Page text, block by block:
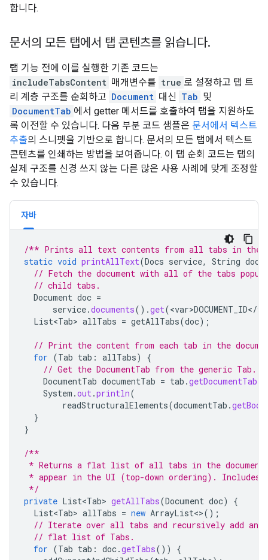
합니다.
문서의 모든 탭에서 탭 콘텐츠를 읽습니다.
탭 기능 전에 이를 실행한 기존 코드는
includeTabsContent 매개변수를 true 로 설정하고 탭 트
리 계층 구조를 순회하고 Document 대신 Tab 및
DocumentTab 에서 getter 메서드를 호출하여 탭을 지원하도
록 이전할 수 있습니다. 다음 부분 코드 샘플은 문서에서 텍스트
추출의 스니펫을 기반으로 합니다. 문서의 모든 탭에서 텍스트
콘텐츠를 인쇄하는 방법을 보여줍니다. 이 탭 순회 코드는 탭의
실제 구조를 신경 쓰지 않는 다른 많은 사용 사례에 맞게 조정할
수 있습니다.
자바
/** Prints all text contents from all tabs in the
static void printAllText(Docs service, String
// Fetch the document with all of the tabs
// child tabs.
Document doc =
service.documents().get(<var>DOCUMENT_ID</
List<Tab> allTabs = getAllTabs(doc);
// Print the content from each tab in the
for (Tab tab : allTabs)
{
// Get the DocumentTab from the generic Tab.
DocumentTab documentTab = tab .getDocumentTab
System .out.println(
readStructuralElements(documentTab .getBody
}
}
/**
* Returns a flat list of all tabs in the document
* appear in the UI (top-down ordering).
*/
private List<Tab> getAllTabs(Document doc)
{
List<Tab> allTabs = new ArrayList<>();
// Iterate over all tabs and recursively add any
// flat list of Tabs.
for (Tab tab : doc.getTabs())
{